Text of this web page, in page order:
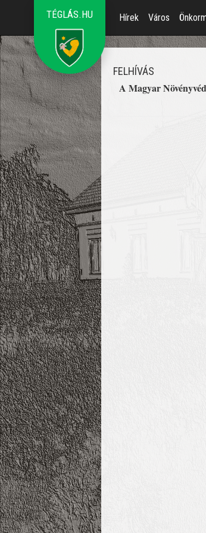
TÉGLÁS.HU Hírek Város
FELHÍVÁS
A Magyar